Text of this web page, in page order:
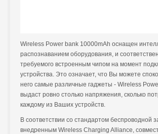
Wireless Power bank 10000mAh оснащен
распознаванием оборудования, и
требуемого встроенным чипом на момент
устройства. Это означает, что Вы можете
него самые различные гаджеты - Wireless
выдаст ровно столько напряжения, сколько
каждому из Ваших устройств.
В соответствии со стандартом беспроводной
внедренным Wireless Charging Alliance,